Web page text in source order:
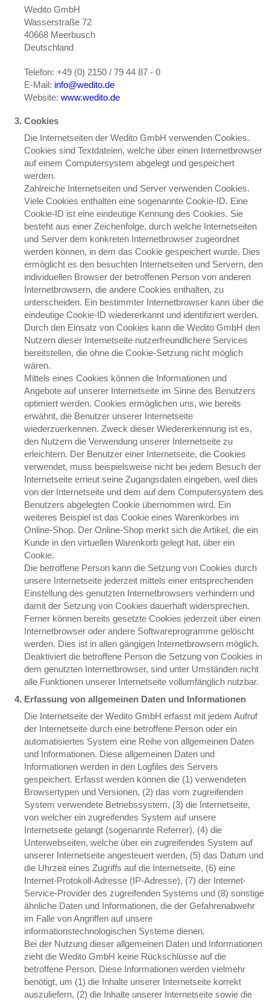
Wedito GmbH
Wasserstraße 72
40668 Meerbusch
Deutschland
Telefon: +49 (0) 2150 / 79 44 87 - 0
E-Mail: info@wedito.de
Website: www.wedito.de
Cookies
Die Internetseiten der Wedito GmbH verwenden Cookies.
Cookies sind Textdateien, welche über einen Internetbrowser
auf einem Computersystem abgelegt und gespeichert
werden.
Zahlreiche Internetseiten und Server verwenden Cookies.
Viele Cookies enthalten eine sogenannte Cookie-ID. Eine
Cookie-ID ist eine eindeutige Kennung des Cookies. Sie
besteht aus einer Zeichenfolge, durch welche Internetseiten
und Server dem konkreten Internetbrowser zugeordnet
werden können, in dem das Cookie gespeichert wurde. Dies
ermöglicht es den besuchten Internetseiten und Servern, den
individuellen Browser der betroffenen Person von anderen
Internetbrowsern, die andere Cookies enthalten, zu
unterscheiden. Ein bestimmter Internetbrowser kann über die
eindeutige Cookie-ID wiedererkannt und identifiziert werden.
Durch den Einsatz von Cookies kann die Wedito GmbH den
Nutzern dieser Internetseite nutzerfreundlichere Services
bereitstellen, die ohne die Cookie-Setzung nicht möglich
wären.
Mittels eines Cookies können die Informationen und
Angebote auf unserer Internetseite im Sinne des Benutzers
optimiert werden. Cookies ermöglichen uns, wie bereits
erwähnt, die Benutzer unserer Internetseite
wiederzuerkennen. Zweck dieser Wiedererkennung ist es,
den Nutzern die Verwendung unserer Internetseite zu
erleichtern. Der Benutzer einer Internetseite, die Cookies
verwendet, muss beispielsweise nicht bei jedem Besuch der
Internetseite erneut seine Zugangsdaten eingeben, weil dies
von der Internetseite und dem auf dem Computersystem des
Benutzers abgelegten Cookie übernommen wird. Ein
weiteres Beispiel ist das Cookie eines Warenkorbes im
Online-Shop. Der Online-Shop merkt sich die Artikel, die ein
Kunde in den virtuellen Warenkorb gelegt hat, über ein
Cookie.
Die betroffene Person kann die Setzung von Cookies durch
unsere Internetseite jederzeit mittels einer entsprechenden
Einstellung des genutzten Internetbrowsers verhindern und
damit der Setzung von Cookies dauerhaft widersprechen.
Ferner können bereits gesetzte Cookies jederzeit über einen
Internetbrowser oder andere Softwareprogramme gelöscht
werden. Dies ist in allen gängigen Internetbrowsern möglich.
Deaktiviert die betroffene Person die Setzung von Cookies in
dem genutzten Internetbrowser, sind unter Umständen nicht
alle Funktionen unserer Internetseite vollumfänglich nutzbar.
Erfassung von allgemeinen Daten und Informationen
Die Internetseite der Wedito GmbH erfasst mit jedem Aufruf
der Internetseite durch eine betroffene Person oder ein
automatisiertes System eine Reihe von allgemeinen Daten
und Informationen. Diese allgemeinen Daten und
Informationen werden in den Logfiles des Servers
gespeichert. Erfasst werden können die (1) verwendeten
Browsertypen und Versionen, (2) das vom zugreifenden
System verwendete Betriebssystem, (3) die Internetseite,
von welcher ein zugreifendes System auf unsere
Internetseite gelangt (sogenannte Referrer), (4) die
Unterwebseiten, welche über ein zugreifendes System auf
unserer Internetseite angesteuert werden, (5) das Datum und
die Uhrzeit eines Zugriffs auf die Internetseite, (6) eine
Internet-Protokoll-Adresse (IP-Adresse), (7) der Internet-
Service-Provider des zugreifenden Systems und (8) sonstige
ähnliche Daten und Informationen, die der Gefahrenabwehr
im Falle von Angriffen auf unsere
informationstechnologischen Systeme dienen.
Bei der Nutzung dieser allgemeinen Daten und Informationen
zieht die Wedito GmbH keine Rückschlüsse auf die
betroffene Person. Diese Informationen werden vielmehr
benötigt, um (1) die Inhalte unserer Internetseite korrekt
auszuliefern, (2) die Inhalte unserer Internetseite sowie die